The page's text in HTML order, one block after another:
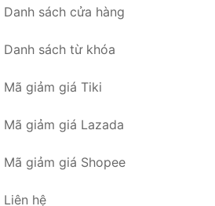
Danh sách cửa hàng
Danh sách từ khóa
Mã giảm giá Tiki
Mã giảm giá Lazada
Mã giảm giá Shopee
Liên hệ